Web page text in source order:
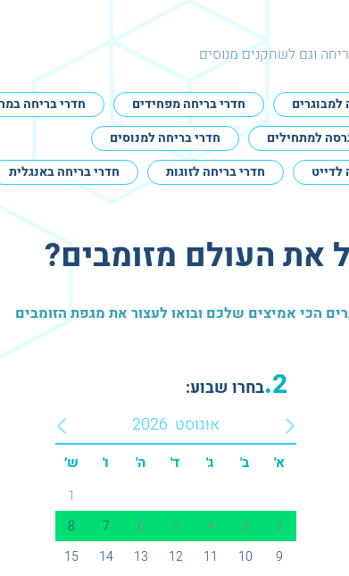
וגם לשחקנים מנוסים
למבוגרים חדרי בריחה מפחידים
חדרי בריחה
למתחילים
חדרי בריחה למנוסים
לדייט
חדרי בריחה לזוגות חדרי בריחה באנגלית
את העולם מזומבים?
2. בחרו שבוע:
אוגוסט 2026
א' ב' ג' ד' ה' ו' ש׳
1
2
3
4
5
6
7
8
9
10
11
12
13
14
15